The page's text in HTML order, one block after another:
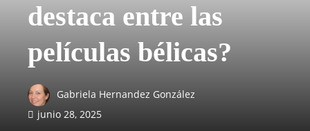
destaca entre las
películas bélicas?
Gabriela Hernandez González
junio 28, 2025